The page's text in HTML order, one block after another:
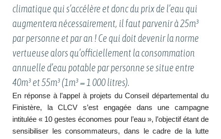
climatique qui s’accélère et donc du prix de l’eau qui
augmentera nécessairement, il faut parvenir à 25m³
par personne et par an ! Ce qui doit devenir la norme
vertueuse alors qu’officiellement la consommation
annuelle d’eau potable par personne se situe entre
40m³ et 55m³ (1m³ = 1 000 litres).
En réponse à l’appel à projets du Conseil départemental du
Finistère, la CLCV s’est engagée dans une campagne
intitulée « 10 gestes économes pour l’eau », l’objectif étant de
sensibiliser les consommateurs, dans le cadre de la lutte